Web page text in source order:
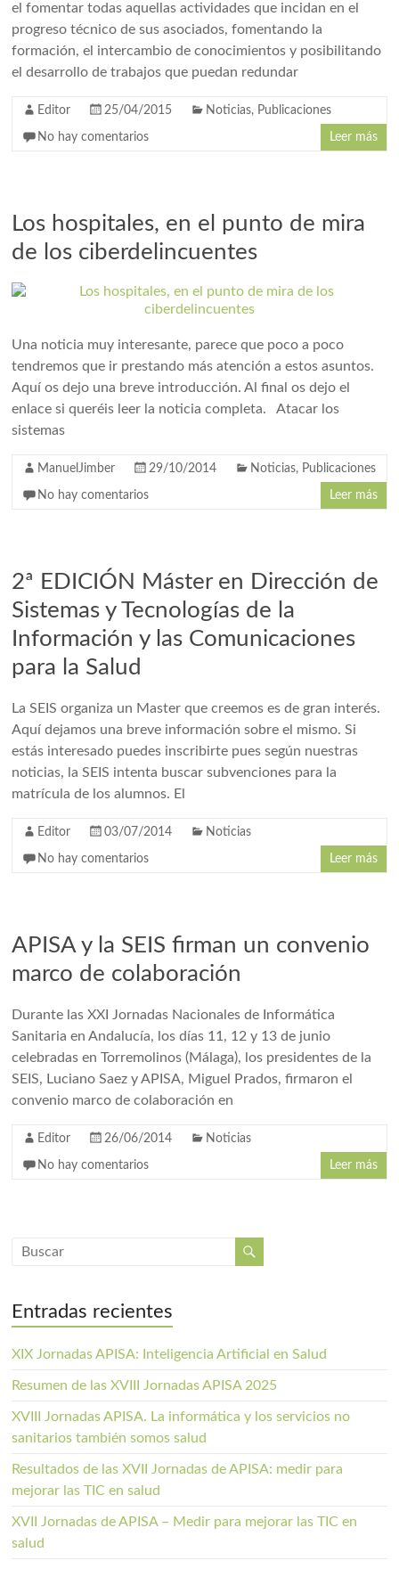
el fomentar todas aquellas actividades que incidan en el
progreso técnico de sus asociados, fomentando la
formación, el intercambio de conocimientos y posibilitando
el desarrollo de trabajos que puedan redundar
Editor 25/04/2015 Noticias, Publicaciones
No hay comentarios Leer más
Los hospitales, en el punto de mira
de los ciberdelincuentes
Una noticia muy interesante, parece que poco a poco
tendremos que ir prestando más atención a estos asuntos.
Aquí os dejo una breve introducción. Al final os dejo el
enlace si queréis leer la noticia completa. Atacar los
sistemas
ManuelJimber 29/10/2014 Noticias, Publicaciones
No hay comentarios Leer más
2ª EDICIÓN Máster en Dirección de
Sistemas y Tecnologías de la
Información y las Comunicaciones
para la Salud
La SEIS organiza un Master que creemos es de gran interés.
Aquí dejamos una breve información sobre el mismo. Si
estás interesado puedes inscribirte pues según nuestras
noticias, la SEIS intenta buscar subvenciones para la
matrícula de los alumnos. El
Editor 03/07/2014 Noticias
No hay comentarios Leer más
APISA y la SEIS firman un convenio
marco de colaboración
Durante las XXI Jornadas Nacionales de Informática
Sanitaria en Andalucía, los días 11, 12 y 13 de junio
celebradas en Torremolinos (Málaga), los presidentes de la
SEIS, Luciano Saez y APISA, Miguel Prados, firmaron el
convenio marco de colaboración en
Editor 26/06/2014 Noticias
No hay comentarios Leer más
Entradas recientes
XIX Jornadas APISA: Inteligencia Artificial en Salud
Resumen de las XVIII Jornadas APISA 2025
XVIII Jornadas APISA. La informática y los servicios no
sanitarios también somos salud
Resultados de las XVII Jornadas de APISA: medir para
mejorar las TIC en salud
XVII Jornadas de APISA – Medir para mejorar las TIC en
salud